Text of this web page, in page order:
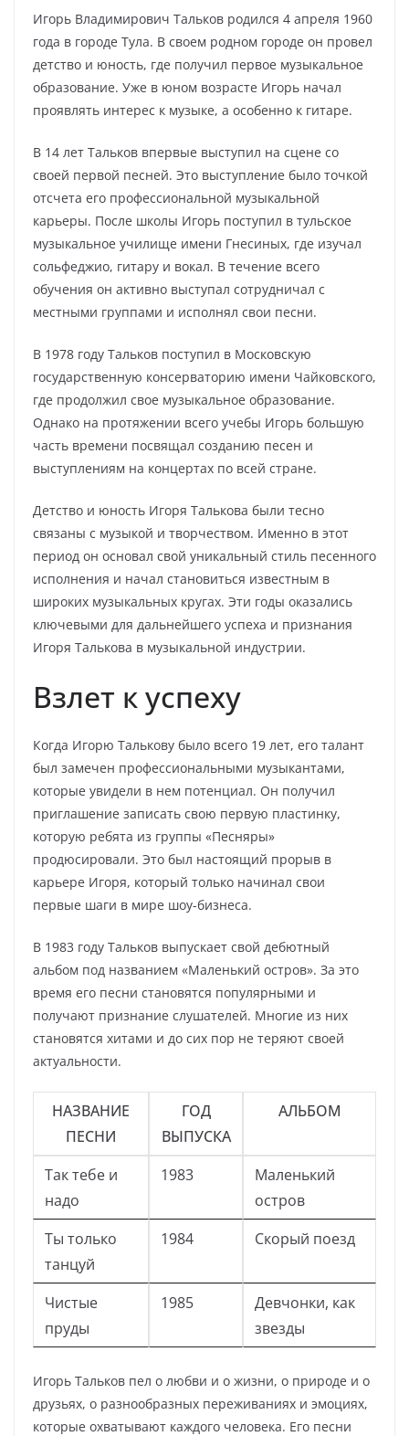
Игорь Владимирович Тальков родился 4 апреля 1960
года в городе Тула. В своем родном городе он провел
детство и юность, где получил первое музыкальное
образование. Уже в юном возрасте Игорь начал
проявлять интерес к музыке, а особенно к гитаре.
В 14 лет Тальков впервые выступил на сцене со
своей первой песней. Это выступление было точкой
отсчета его профессиональной музыкальной
карьеры. После школы Игорь поступил в тульское
музыкальное училище имени Гнесиных, где изучал
сольфеджио, гитару и вокал. В течение всего
обучения он активно выступал сотрудничал с
местными группами и исполнял свои песни.
В 1978 году Тальков поступил в Московскую
государственную консерваторию имени Чайковского,
где продолжил свое музыкальное образование.
Однако на протяжении всего учебы Игорь большую
часть времени посвящал созданию песен и
выступлениям на концертах по всей стране.
Детство и юность Игоря Талькова были тесно
связаны с музыкой и творчеством. Именно в этот
период он основал свой уникальный стиль песенного
исполнения и начал становиться известным в
широких музыкальных кругах. Эти годы оказались
ключевыми для дальнейшего успеха и признания
Игоря Талькова в музыкальной индустрии.
Взлет к успеху
Когда Игорю Талькову было всего 19 лет, его талант
был замечен профессиональными музыкантами,
которые увидели в нем потенциал. Он получил
приглашение записать свою первую пластинку,
которую ребята из группы «Песняры»
продюсировали. Это был настоящий прорыв в
карьере Игоря, который только начинал свои
первые шаги в мире шоу-бизнеса.
В 1983 году Тальков выпускает свой дебютный
альбом под названием «Маленький остров». За это
время его песни становятся популярными и
получают признание слушателей. Многие из них
становятся хитами и до сих пор не теряют своей
актуальности.
НАЗВАНИЕ
ПЕСНИ
ГОД
ВЫПУСКА
АЛЬБОМ
Так тебе и
надо
1983
Маленький
остров
Ты только
танцуй
1984 Скорый поезд
Чистые
пруды
1985
Девчонки, как
звезды
Игорь Тальков пел о любви и о жизни, о природе и о
друзьях, о разнообразных переживаниях и эмоциях,
которые охватывают каждого человека. Его песни